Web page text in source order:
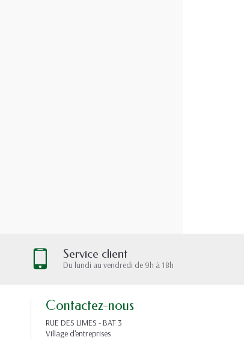
Service client
Du lundi au vendredi de 9h à 18h
Contactez-nous
RUE DES LIMES - BAT 3
Village d'entreprises